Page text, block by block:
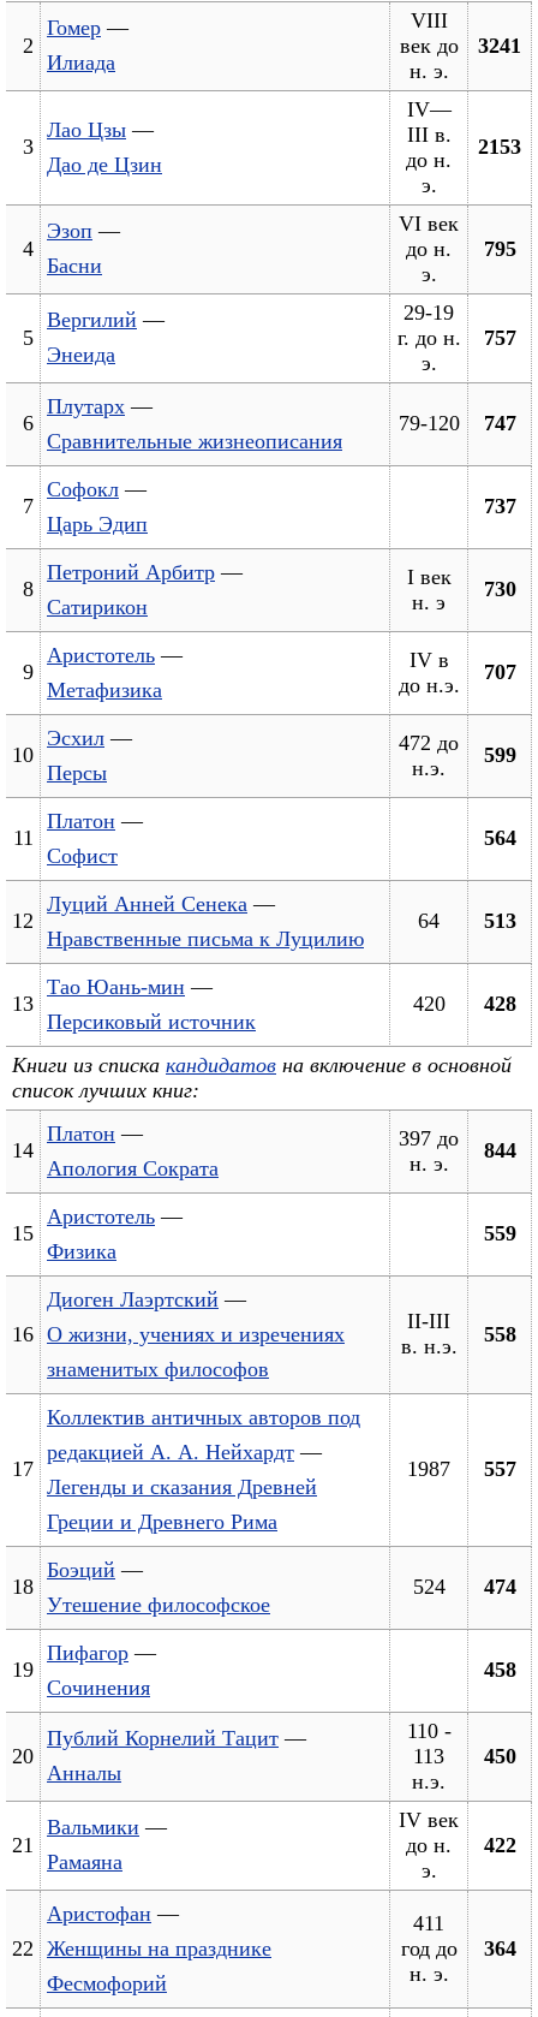
2
Гомер —
Илиада
VIII
век до
н. э.
3241
3
Лао Цзы —
Дао де Цзин
IV—
III в.
до н.
э.
2153
4
Эзоп —
Басни
VI век
до н.
э.
795
5
Вергилий —
Энеида
29-19
г. до н.
э.
757
6
Плутарх —
Сравнительные жизнеописания
79-120 747
7
Софокл —
Царь Эдип
737
8
Петроний Арбитр —
Сатирикон
I век
н. э
730
9
Аристотель —
Метафизика
IV в
до н.э.
707
10
Эсхил —
Персы
472 до
н.э.
599
11
Платон —
Софист
564
12
Луций Анней Сенека —
Нравственные письма к Луцилию
64 513
13
Тао Юань-мин —
Персиковый источник
420 428
Книги из списка кандидатов на включение в основной
список лучших книг:
14
Платон —
Апология Сократа
397 до
н. э.
844
15
Аристотель —
Физика
559
16
Диоген Лаэртский —
О жизни, учениях и изречениях
знаменитых философов
II-III
в. н.э.
558
17
Коллектив античных авторов под
редакцией А. А. Нейхардт —
Легенды и сказания Древней
Греции и Древнего Рима
1987 557
18
Боэций —
Утешение философское
524 474
19
Пифагор —
Сочинения
458
20
Публий Корнелий Тацит —
Анналы
110 -
113
н.э.
450
21
Вальмики —
Рамаяна
IV век
до н.
э.
422
22
Аристофан —
Женщины на празднике
Фесмофорий
411
год до
н. э.
364